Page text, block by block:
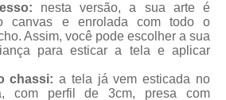
nesta versão, a sua arte é
canvas e enrolada com todo o
Assim, você pode escolher a sua
para esticar a tela e aplicar
chassi: a tela já vem esticada no
com perfil de 3cm, presa com